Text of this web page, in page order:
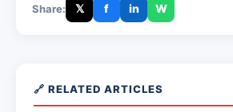
Share: 𝕏 f in W
🔗 RELATED ARTICLES